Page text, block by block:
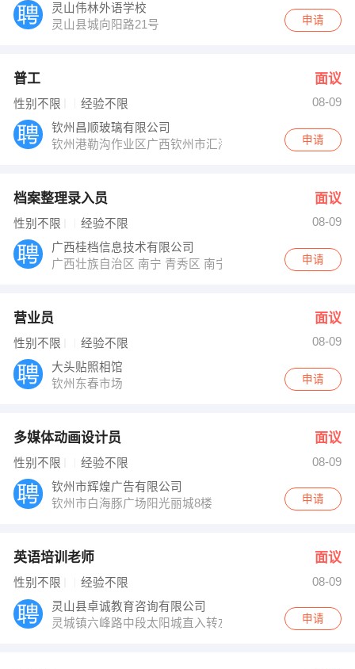
灵山伟林外语学校
灵山县城向阳路21号
申请
普工 面议
性别不限 经验不限
08-09
钦州昌顺玻璃有限公司
钦州港勒沟作业区广西钦州市汇海粮油工业有限公司办公
申请
档案整理录入员 面议
性别不限 经验不限
08-09
广西桂档信息技术有限公司
广西壮族自治区 南宁 青秀区 南宁市星湖路32号广西计算
申请
营业员 面议
性别不限 经验不限
08-09
大头贴照相馆
钦州东春市场
申请
多媒体动画设计员 面议
性别不限 经验不限
08-09
钦州市辉煌广告有限公司
钦州市白海豚广场阳光丽城8楼
申请
英语培训老师 面议
性别不限 经验不限
08-09
灵山县卓诚教育咨询有限公司
灵城镇六峰路中段太阳城直入转左
申请